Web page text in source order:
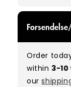
can
with
used, they
and are in
Order
within 3-
our